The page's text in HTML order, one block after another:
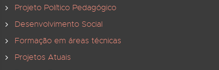
Projeto Político Pedagógico
Desenvolvimento Social
Formação em áreas técnicas
Projetos Atuais